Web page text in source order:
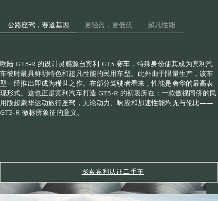
公路座驾，赛道基因 更轻盈，更低伏 超凡性能
欧陆 GT3-R 的设计灵感源自宾利 GT3 赛车，特殊身份使其成为宾利汽
车彼时最具鲜明特色和超凡性能的民用车型。此外由于限量生产，该车
型一经推出即成为稀世之作。在部分驾驶者看来，性能是奢华的最高表
现形式。这也正是宾利汽车打造 GT3-R 的初衷所在：一款傲视同侪的民
用版超豪华运动旅行座驾，无论动力、响应和加速性能均无与伦比——
GT3-R 徽标所象征的意义。
探索宾利认证二手车